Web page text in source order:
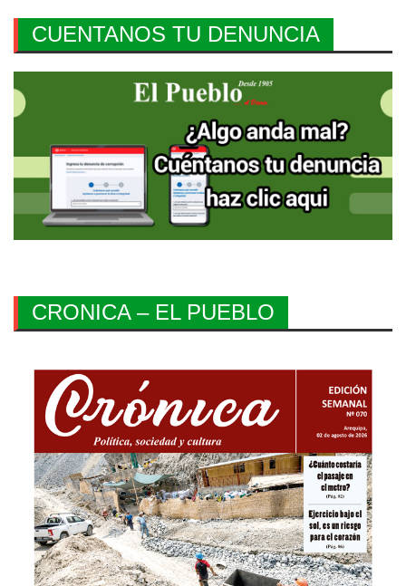
CUENTANOS TU DENUNCIA
CRONICA – EL PUEBLO